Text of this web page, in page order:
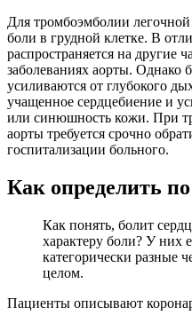
Для тромбоэмболии
боли в грудной клетке. В
распространяется на другие
заболеваниях аорты. Однако
усиливаются от глубокого
учащенное сердцебиение и
или синюшность кожи. При
аорты требуется срочно
госпитализации больного.
Как определить
Как понять, болит
характеру боли? У них
категорически разные
целом.
Пациенты описывают